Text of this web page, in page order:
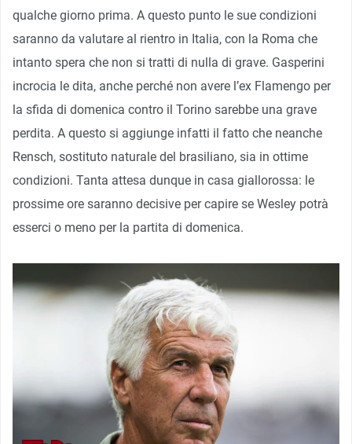
qualche giorno prima. A questo punto le sue condizioni
saranno da valutare al rientro in Italia, con la Roma che
intanto spera che non si tratti di nulla di grave. Gasperini
incrocia le dita, anche perché non avere l’ex Flamengo per
la sfida di domenica contro il Torino sarebbe una grave
perdita. A questo si aggiunge infatti il fatto che neanche
Rensch, sostituto naturale del brasiliano, sia in ottime
condizioni. Tanta attesa dunque in casa giallorossa: le
prossime ore saranno decisive per capire se Wesley potrà
esserci o meno per la partita di domenica.